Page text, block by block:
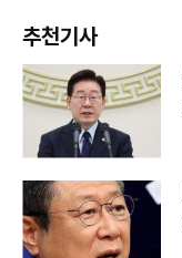
추천기사